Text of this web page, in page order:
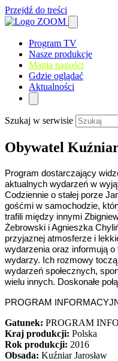
Przejdź do treści
Program TV
Nasze produkcje
Magia nagości
Gdzie oglądać
Aktualności
Szukaj w serwisie
Obywatel Kuźniar
Program dostarczający
aktualnych wydarzeń w
Codziennie o stałej porze
gośćmi w samochodzie,
trafili między innymi
Żebrowski i Agnieszka
przyjaznej atmosferze i
wydarzenia oraz informują
wydarzy. Ich rozmowy
wydarzeń społecznych,
wielu innych. Doskonałe
PROGRAM
Gatunek: PROGRAM
Kraj produkcji: Polska
Rok produkcji: 2016
Obsada: Kuźniar Jarosław